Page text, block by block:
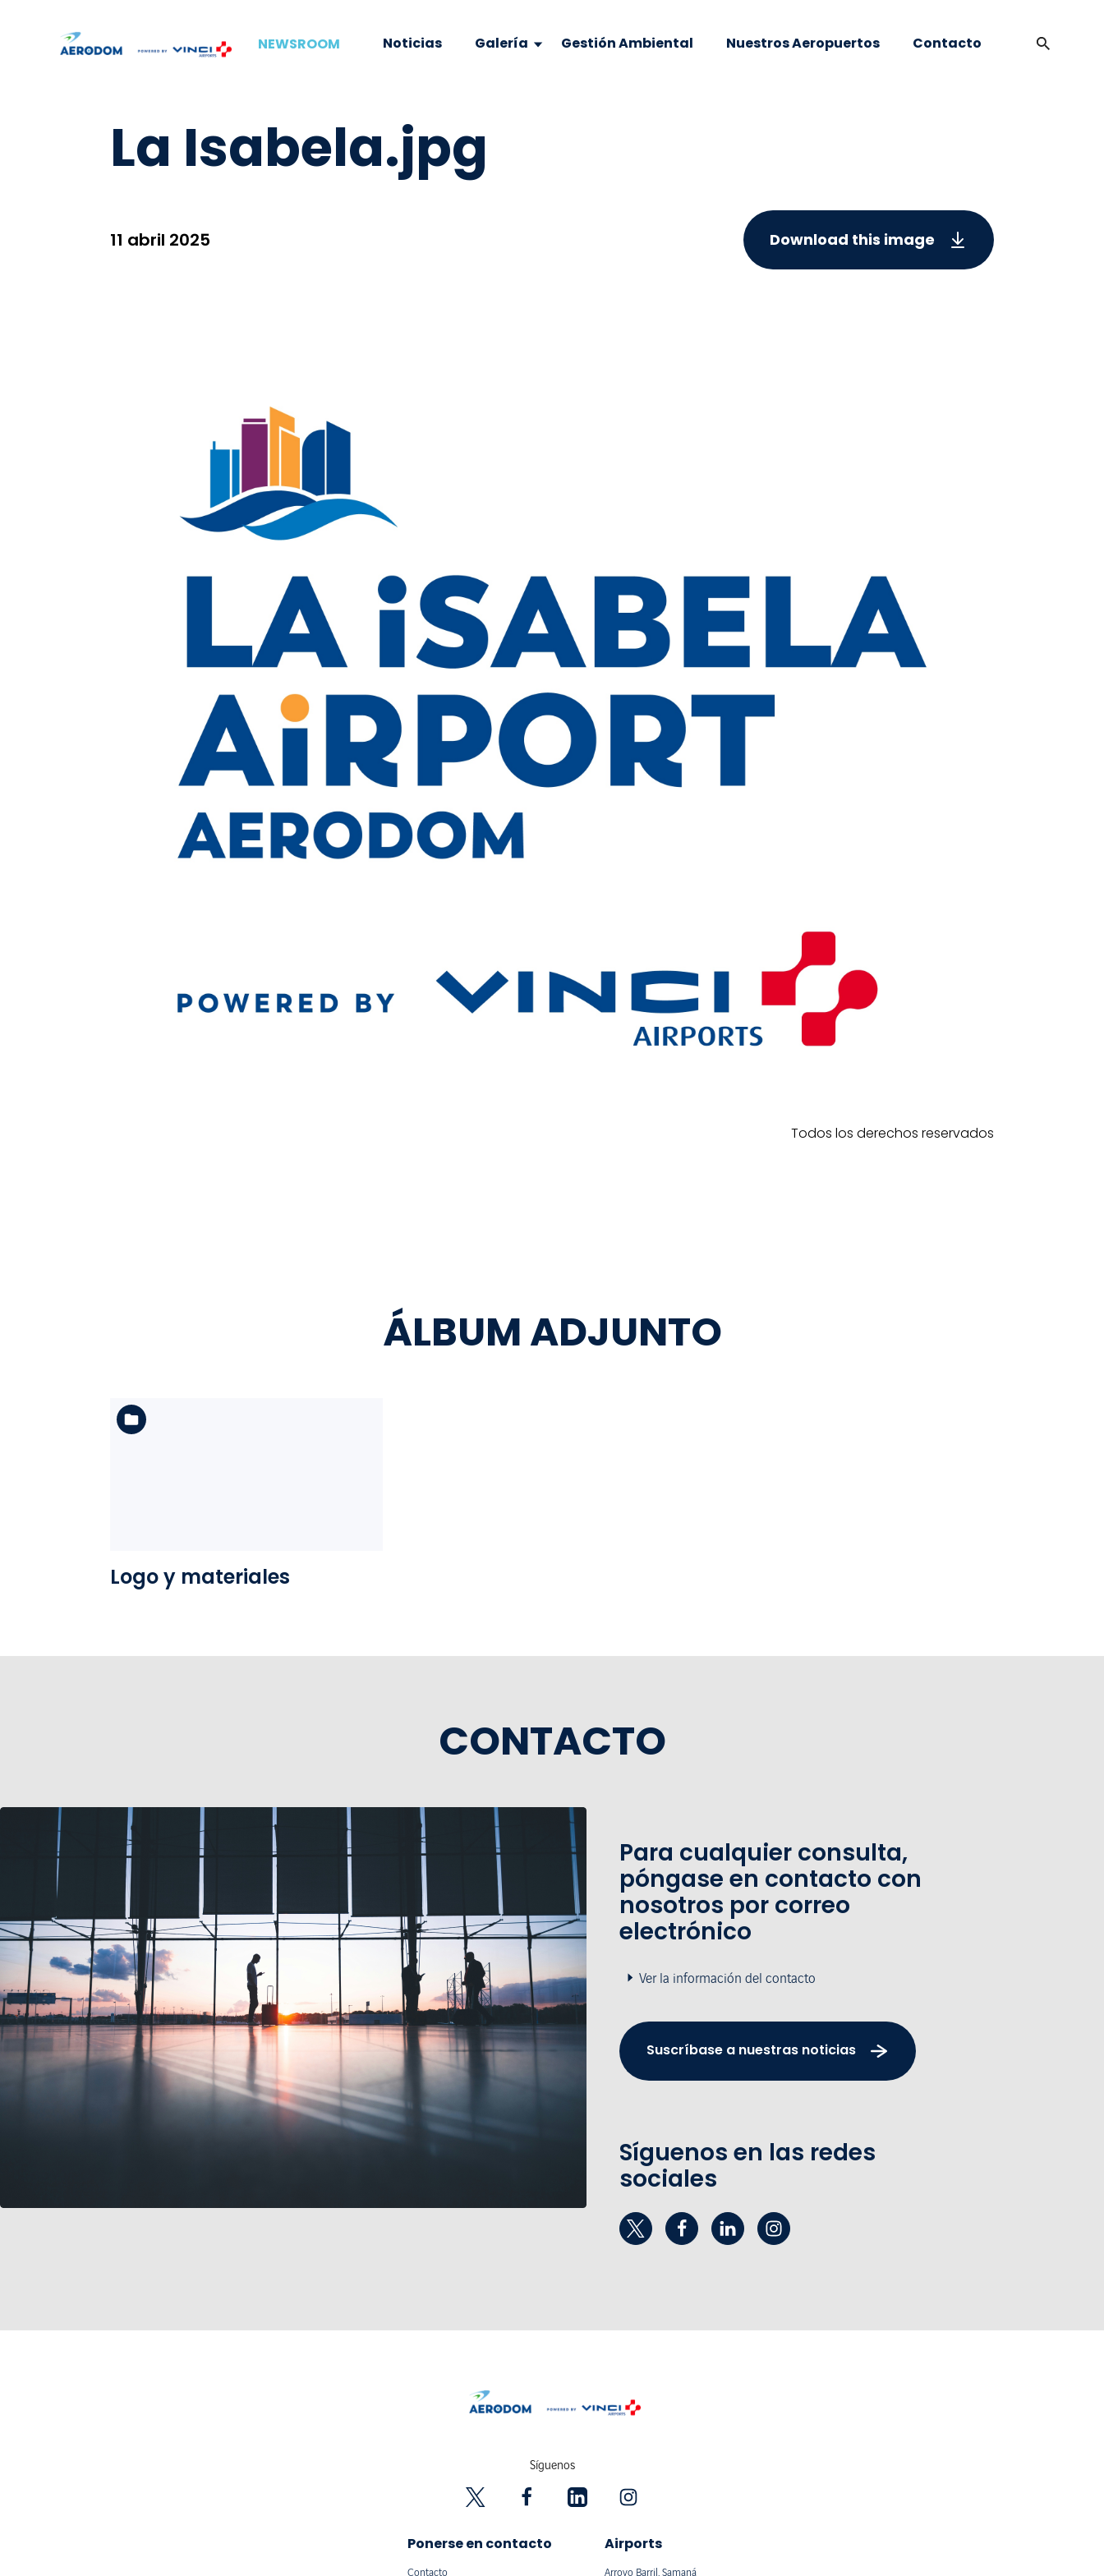
NEWSROOM Noticias Galería Gestión Ambiental Nuestros Aeropuertos Contacto
La Isabela.jpg
11 abril 2025 Download this image
Todos los derechos reservados
ÁLBUM ADJUNTO
Logo y materiales
CONTACTO
Para cualquier consulta,
póngase en contacto con
nosotros por correo
electrónico
Ver la información del contacto
Suscríbase a nuestras noticias
Síguenos en las redes
sociales
Síguenos
Ponerse en contacto
Contacto
Airports
Arroyo Barril, Samaná